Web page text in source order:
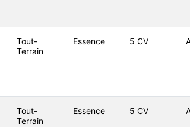
Tout-
Terrain
Essence 5 CV
Tout-
Terrain
Essence 5 CV